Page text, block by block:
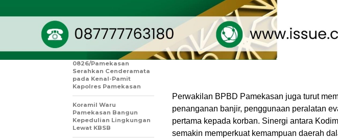
“Kesiapsiagaan adalah kunci. Melalui
mampu bertindak cepat dan tepat, serta
standar dalam setiap situasi bencana,” ujarnya.
Perwakilan BPBD Pamekasan juga turut
penanganan banjir, penggunaan peralatan
pertama kepada korban. Sinergi antara
semakin memperkuat kemampuan daerah
Bendera Merah Putih
Jelang HUT Ke-81 RI
0826/Pamekasan
Serahkan Cenderamata
pada Kenal-Pamit
Kapolres Pamekasan
Koramil Waru
Pamekasan Bangun
Kepedulian Lingkungan
Lewat KBSB